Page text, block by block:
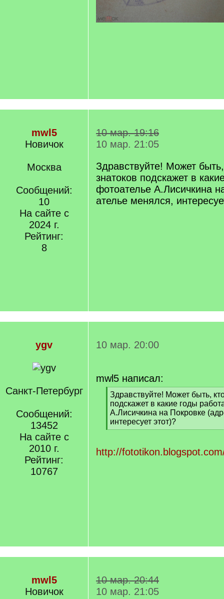
mwl5
Новичок
Москва
Сообщений:
10
На сайте с
2024 г.
Рейтинг:
8
10 мар. 19:16
10 мар. 21:05
Здравствуйте! Может
знатоков подскажет в
фотоателье А.Лисичкина
ателье менялся,
ygv
Санкт-Петербург
Сообщений:
13452
На сайте с
2010 г.
Рейтинг:
10767
10 мар. 20:00
mwl5 написал:
[
q
]
Здравствуйте! Может быть,
подскажет в какие годы
А.Лисичкина на Покровке
интересует этот)?
[
q
]
http://
mwl5
Новичок
10 мар. 20:44
10 мар. 21:05